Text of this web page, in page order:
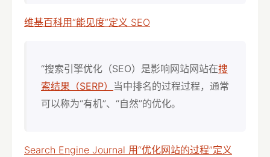
维基百科用“能见度”定义 SEO
“搜索引擎优化（SEO）是影响网站网站在搜
索结果（SERP） 当中排名的过程过程，通常
可以称为“有机”、“自然”的优化。
Search Engine Journal 用“优化网站的过程”定义